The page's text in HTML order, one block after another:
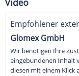
Video
Empfohlener
Glomex GmbH
Wir benötigen Ihre
eingebundenen Inhalt
diesen mit einem Klick